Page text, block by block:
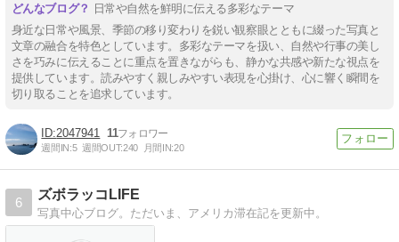
日常や自然を鮮明に伝える多彩なテーマ
身近な日常や風景、季節の移り変わりを鋭い観察眼とともに綴った写真と
文章の融合を特色としています。多彩なテーマを扱い、自然や行事の美し
さを巧みに伝えることに重点を置きながらも、静かな共感や新たな視点を
提供しています。読みやすく親しみやすい表現を心掛け、心に響く瞬間を
切り取ることを追求しています。
2047941 11
週間IN:5 週間OUT:240 月間IN:20
6
ズボラッコLIFE
写真中心ブログ。ただいま、アメリカ滞在記を更新中。